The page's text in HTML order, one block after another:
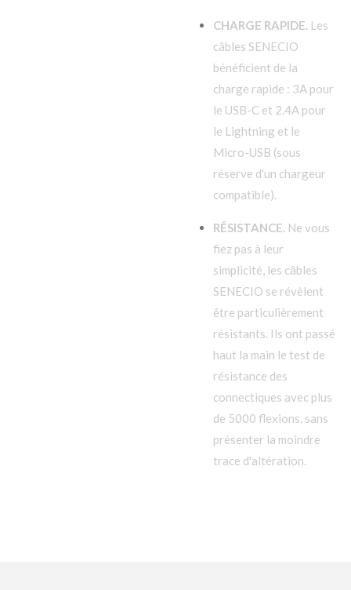
CHARGE RAPIDE. Les
câbles SENECIO
bénéficient de la
charge rapide : 3A pour
le USB-C et 2.4A pour
le Lightning et le
Micro-USB (sous
réserve d'un chargeur
compatible).
RÉSISTANCE Ne vous
fiez pas à leur
simplicité, les câbles
SENECIO se révèlent
être particulièrement
résistants. Ils ont passé
haut la main le test de
résistance des
connectiques avec plus
de 5000 flexions, sans
présenter la moindre
trace d'altération.